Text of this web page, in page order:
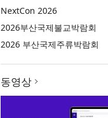
NextCon 2026
2026부산국제불교박람회
2026 부산국제주류박람회
동영상